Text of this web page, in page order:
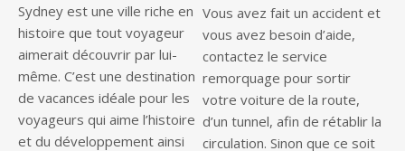
Sydney est une ville riche en
histoire que tout voyageur
aimerait découvrir par lui-
même. C’est une destination
de vacances idéale pour les
voyageurs qui aime l’histoire
et du développement ainsi
Vous avez fait un accident et
vous avez besoin d’aide,
contactez le service
remorquage pour sortir
votre voiture de la route,
d’un tunnel, afin de rétablir la
circulation. Sinon que ce soit